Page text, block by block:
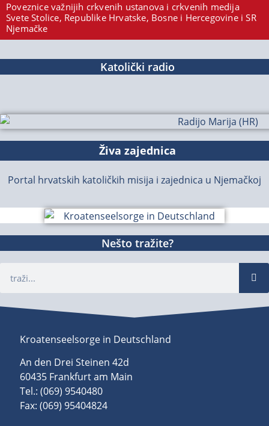
Poveznice važnijih crkvenih ustanova i crkvenih medija
Svete Stolice, Republike Hrvatske, Bosne i Hercegovine i SR
Njemačke
Katolički radio
Živa zajednica
Portal hrvatskih katoličkih misija i zajednica u Njemačkoj
Nešto tražite?
Kroatenseelsorge in Deutschland
An den Drei Steinen 42d
60435 Frankfurt am Main
Tel.: (069) 9540480
Fax: (069) 95404824